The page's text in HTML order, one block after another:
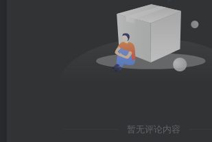
暂无评论内容